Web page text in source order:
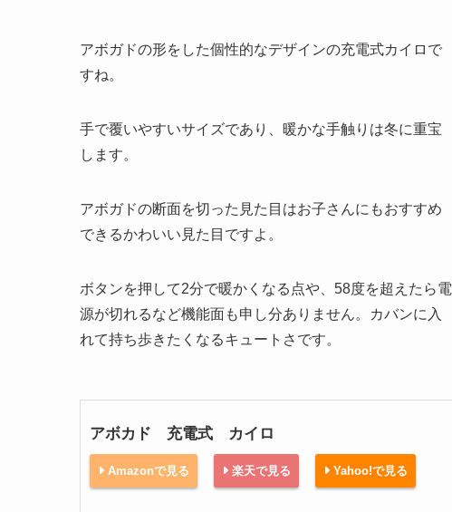
アボガドの形をした個性的なデザインの充電式カイロで
すね。
手で覆いやすいサイズであり、暖かな手触りは冬に重宝
します。
アボガドの断面を切った見た目はお子さんにもおすすめ
できるかわいい見た目ですよ。
ボタンを押して2分で暖かくなる点や、58度を超えたら電
源が切れるなど機能面も申し分ありません。カバンに入
れて持ち歩きたくなるキュートさです。
アボカド 充電式 カイロ
Amazonで見る 楽天で見る Yahoo!で見る